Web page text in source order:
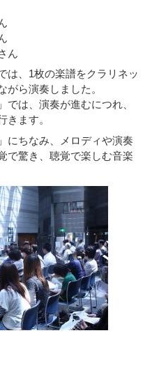
ん
、1枚の楽譜をクラリネッ
がら演奏しました。
は、演奏が進むにつれ、
きます。
にちなみ、メロディや演奏
で驚き、聴覚で楽しむ音楽